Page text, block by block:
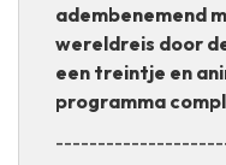
adembenemend
wereldreis door
een treintje en
programma